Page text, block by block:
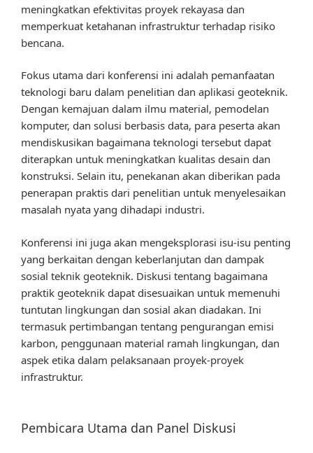
meningkatkan efektivitas proyek rekayasa dan
memperkuat ketahanan infrastruktur terhadap risiko
bencana.
Fokus utama dari konferensi ini adalah pemanfaatan
teknologi baru dalam penelitian dan aplikasi geoteknik.
Dengan kemajuan dalam ilmu material, pemodelan
komputer, dan solusi berbasis data, para peserta akan
mendiskusikan bagaimana teknologi tersebut dapat
diterapkan untuk meningkatkan kualitas desain dan
konstruksi. Selain itu, penekanan akan diberikan pada
penerapan praktis dari penelitian untuk menyelesaikan
masalah nyata yang dihadapi industri.
Konferensi ini juga akan mengeksplorasi isu-isu penting
yang berkaitan dengan keberlanjutan dan dampak
sosial teknik geoteknik. Diskusi tentang bagaimana
praktik geoteknik dapat disesuaikan untuk memenuhi
tuntutan lingkungan dan sosial akan diadakan. Ini
termasuk pertimbangan tentang pengurangan emisi
karbon, penggunaan material ramah lingkungan, dan
aspek etika dalam pelaksanaan proyek-proyek
infrastruktur.
Pembicara Utama dan Panel Diskusi